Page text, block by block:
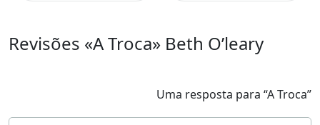
Revisões «A Troca» Beth O’leary
Uma resposta para “A Troca”